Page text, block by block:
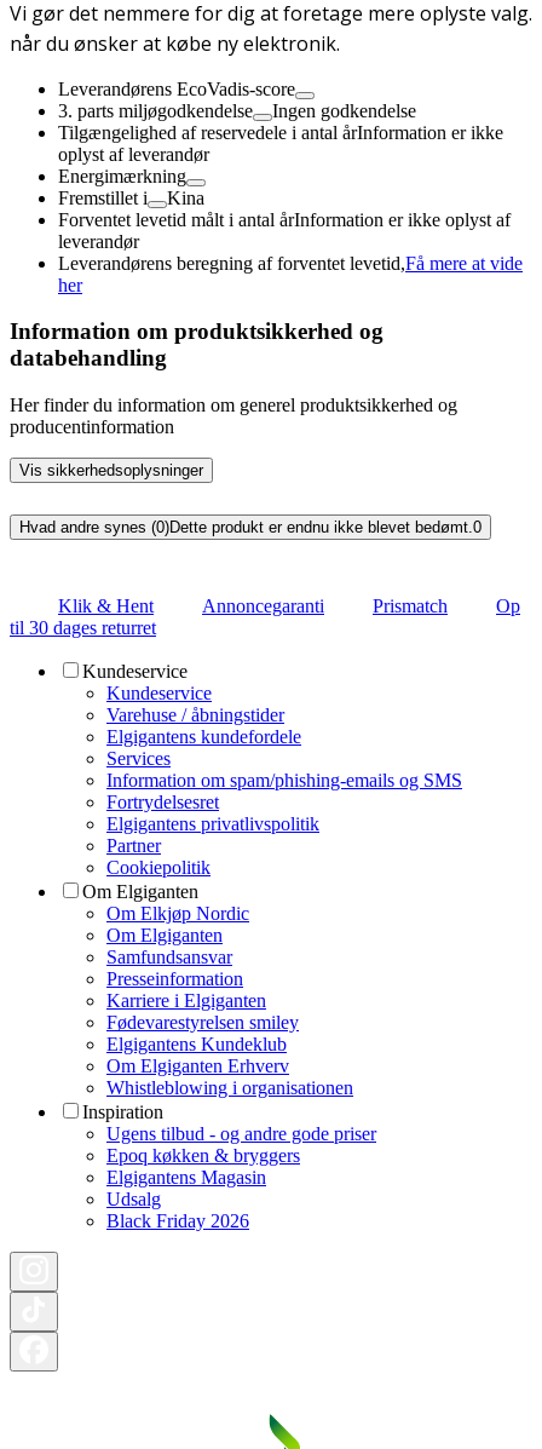
Vi gør det nemmere for dig at foretage mere oplyste valg.
når du ønsker at købe ny elektronik.
Leverandørens EcoVadis-score
3. parts miljøgodkendelse
Ingen godkendelse
Tilgængelighed af reservedele i antal årInformation er ikke
oplyst af leverandør
Energimærkning
Fremstillet i
Kina
Forventet levetid målt i antal årInformation er ikke oplyst af
leverandør
Leverandørens beregning af forventet levetid,Få mere at vide
her
Information om produktsikkerhed og
databehandling
Her finder du information om generel produktsikkerhed og
producentinformation
Vis sikkerhedsoplysninger
Hvad andre synes (0)Dette produkt er endnu ikke blevet bedømt.0
Klik & Hent Annoncegaranti Prismatch
Op
til 30 dages returret
Kundeservice
Kundeservice
Varehuse / åbningstider
Elgigantens kundefordele
Services
Information om spam/phishing-emails og SMS
Fortrydelsesret
Elgigantens privatlivspolitik
Partner
Cookiepolitik
Om Elgiganten
Om Elkjøp Nordic
Om Elgiganten
Samfundsansvar
Presseinformation
Karriere i Elgiganten
Fødevarestyrelsen smiley
Elgigantens Kundeklub
Om Elgiganten Erhverv
Whistleblowing i organisationen
Inspiration
Ugens tilbud - og andre gode priser
Epoq køkken & bryggers
Elgigantens Magasin
Udsalg
Black Friday 2026